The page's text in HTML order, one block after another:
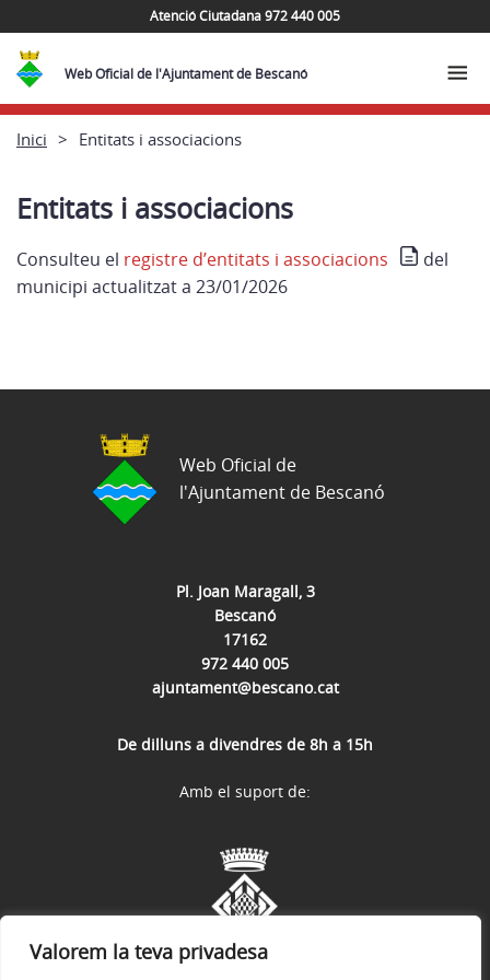
Valorem la teva privadesa
Atenció Ciutadana 972 440 005
Web Oficial de l'Ajuntament de Bescanó
Inici Entitats i associacions
Entitats i associacions
Consulteu el registre d’entitats i associacions
del
municipi actualitzat a 23/01/2026
Pl. Joan Maragall, 3
Bescanó
17162
972 440 005
ajuntament@bescano.cat
De dilluns a divendres de 8h a 15h
Web Oficial de
l'Ajuntament de Bescanó
Amb el suport de: